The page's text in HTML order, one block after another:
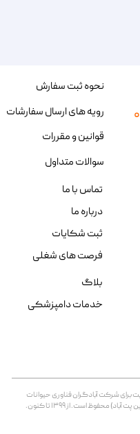
برای شرکت آبادگران فناوری حیوانات
محفوظ است. از ۱۳۹۹ تا کنون.
نحوه ثبت سفارش
رویه های ارسال سفارشات
قوانین و مقررات
سوالات متداول
تماس با ما
درباره ما
ثبت شکایات
فرصت های شغلی
بلاگ
خدمات دامپزشکی